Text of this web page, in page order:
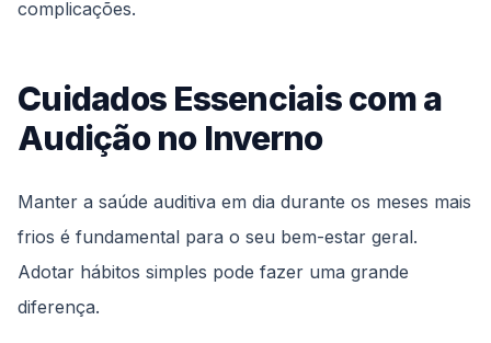
complicações.
Cuidados Essenciais com a
Audição no Inverno
Manter a saúde auditiva em dia durante os meses mais
frios é fundamental para o seu bem-estar geral.
Adotar hábitos simples pode fazer uma grande
diferença.